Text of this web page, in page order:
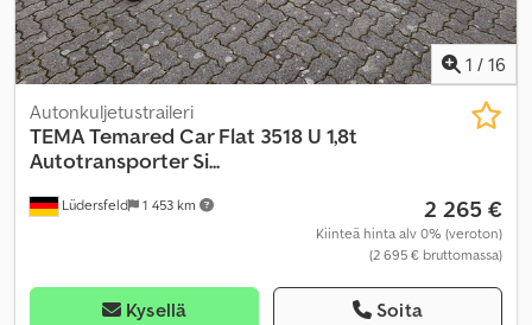
1 / 16
Lüdersfeld 1 453 km
Autonkuljetustraileri
TEMATemared Car Flat 3518 U 1,8t
Autotransporter Si...
2 265 €
Kiinteä hinta alv 0% (veroton)
(2 695 € bruttomassa)
Kysellä Soita